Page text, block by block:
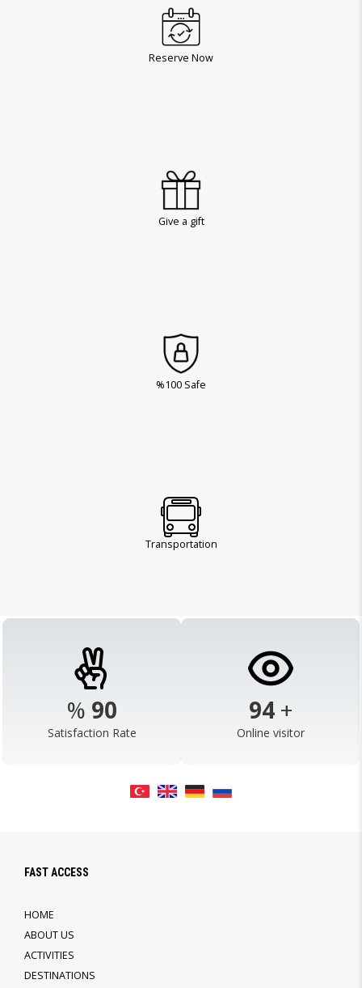
Reserve Now
Give a gift
%100 Safe
Transportation
% 98
Satisfaction Rate
103 +
Online visitor
FAST ACCESS
HOME
ABOUT US
ACTIVITIES
DESTINATIONS